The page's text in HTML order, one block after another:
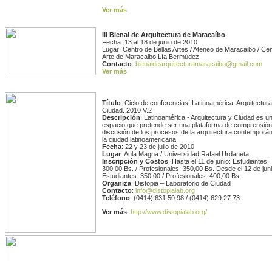
Ver más
III Bienal de Arquitectura de Maracaíbo
Fecha: 13 al 18 de junio de 2010
Lugar: Centro de Bellas Artes / Ateneo de Maracaibo /
Arte de Maracaibo Lía Bermúdez
Contacto: bienaldearquitecturamaracaibo@gmail.com
Ver más
Título: Ciclo de conferencias: Latinoamérica.
Ciudad. 2010 V.2
Descripción: Latinoamérica - Arquitectura y Ciudad es un
espacio que pretende ser una plataforma de
discusión de los procesos de la arquitectura
la ciudad latinoamericana.
Fecha: 22 y 23 de julio de 2010
Lugar: Aula Magna / Universidad Rafael Urdaneta
Inscripción y Costos: Hasta el 11 de junio: Estudiantes:
300,00 Bs. / Profesionales: 350,00 Bs. Desde el 12 de
Estudiantes: 350,00 / Profesionales: 400,00 Bs.
Organiza: Distopia – Laboratorio de Ciudad
Contacto: info@distopialab.org
Teléfono: (0414) 631.50.98 / (0414) 629.27.73
Ver más: http://www.distopialab.org/